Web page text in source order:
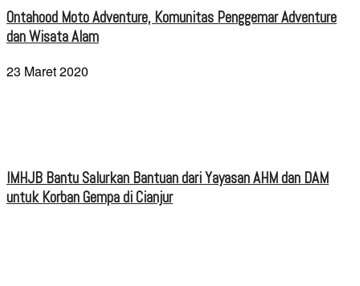
Ontahood Moto Adventure, Komunitas Penggemar Adventure
dan Wisata Alam
23 Maret 2020
IMHJB Bantu Salurkan Bantuan dari Yayasan AHM dan DAM
untuk Korban Gempa di Cianjur